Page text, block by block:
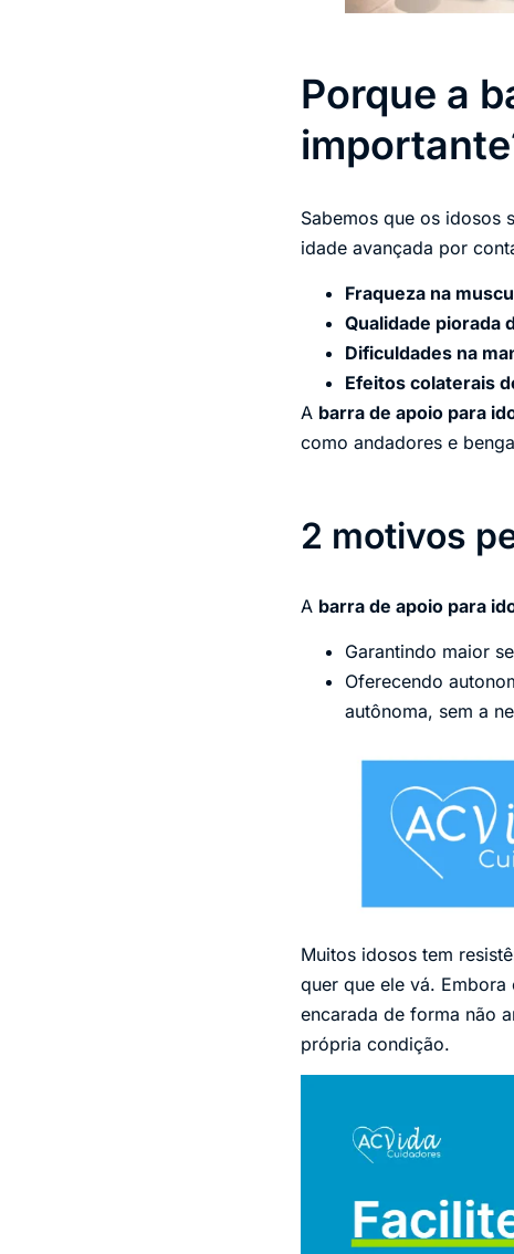
Porque a
Sabemos que os idosos
idade avançada por
Fraqueza na
Qualidade piorada
Dificuldades na
Efeitos colaterais
A barra de apoio para
como andadores e
2 motivos
A barra de apoio para
Garantindo maior
Oferecendo
autônoma, sem a
Muitos idosos tem
quer que ele vá.
encarada de forma não
própria condição.